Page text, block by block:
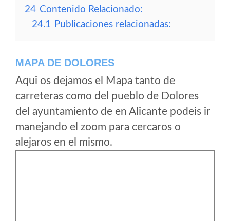
24 Contenido Relacionado:
24.1 Publicaciones relacionadas:
MAPA DE DOLORES
Aqui os dejamos el Mapa tanto de
carreteras como del pueblo de Dolores
del ayuntamiento de en Alicante podeis ir
manejando el zoom para cercaros o
alejaros en el mismo.